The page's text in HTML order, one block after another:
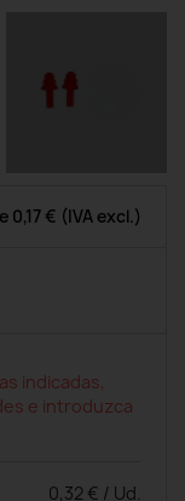
0,17 € (IVA excl.)
indicadas,
e introduzca
0,32 € / Ud.